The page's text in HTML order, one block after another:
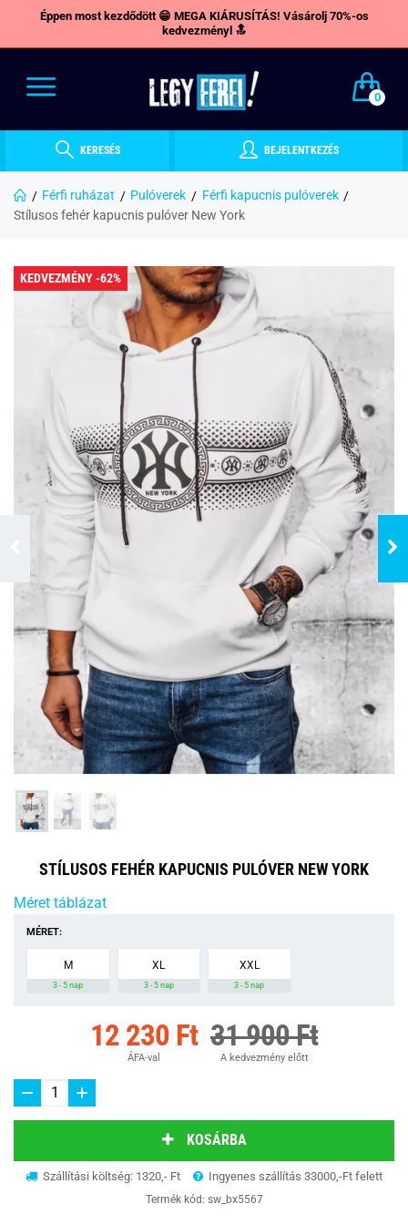
Éppen most kezdődött 😁 MEGA KIÁRUSÍTÁS! Vásárolj 70%-os
kedvezményl 🔝
0
KERESÉS BEJELENTKEZÉS
Férfi ruházat Pulóverek
Férfi kapucnis pulóverek
Stílusos fehér kapucnis pulóver New York
KEDVEZMÉNY -62%
STÍLUSOS FEHÉR KAPUCNIS PULÓVER NEW YORK
Méret táblázat
MÉRET:
M
3 - 5 nap
XL
3 - 5 nap
XXL
3 - 5 nap
12 230 Ft
ÁFA-val
31 900 Ft
A kedvezmény előtt
KOSÁRBA
Szállítási költség: 1320,- Ft Ingyenes szállítás 33000,-Ft felett
Termék kód: sw_bx5567